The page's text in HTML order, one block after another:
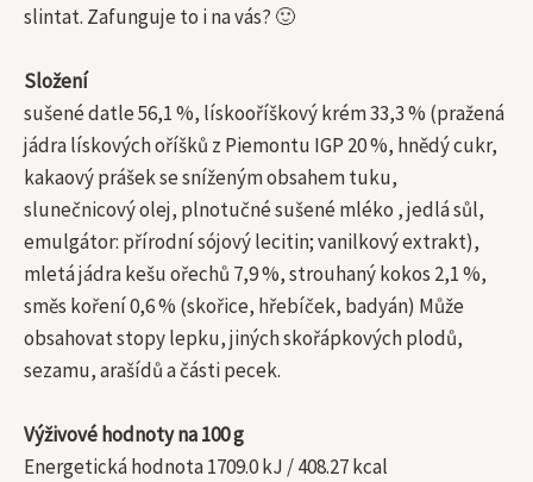
slintat. Zafunguje to i na vás? 🙂
Složení
sušené datle 56,1 %, lískooříškový krém 33,3 % (pražená
jádra lískových oříšků z Piemontu IGP 20 %, hnědý cukr,
kakaový prášek se sníženým obsahem tuku,
slunečnicový olej, plnotučné sušené mléko , jedlá sůl,
emulgátor: přírodní sójový lecitin; vanilkový extrakt),
mletá jádra kešu ořechů 7,9 %, strouhaný kokos 2,1 %,
směs koření 0,6 % (skořice, hřebíček, badyán) Může
obsahovat stopy lepku, jiných skořápkových plodů,
sezamu, arašídů a části pecek.
Výživové hodnoty na 100 g
Energetická hodnota 1709.0 kJ / 408.27 kcal